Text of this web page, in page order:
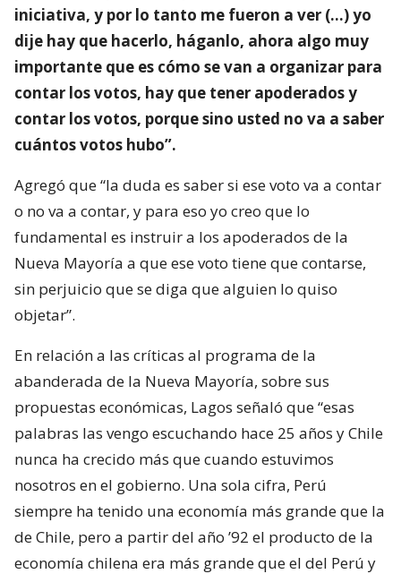
iniciativa, y por lo tanto me fueron a ver (…) yo
dije hay que hacerlo, háganlo, ahora algo muy
importante que es cómo se van a organizar para
contar los votos, hay que tener apoderados y
contar los votos, porque sino usted no va a saber
cuántos votos hubo”.
Agregó que “la duda es saber si ese voto va a contar
o no va a contar, y para eso yo creo que lo
fundamental es instruir a los apoderados de la
Nueva Mayoría a que ese voto tiene que contarse,
sin perjuicio que se diga que alguien lo quiso
objetar”.
En relación a las críticas al programa de la
abanderada de la Nueva Mayoría, sobre sus
propuestas económicas, Lagos señaló que “esas
palabras las vengo escuchando hace 25 años y Chile
nunca ha crecido más que cuando estuvimos
nosotros en el gobierno. Una sola cifra, Perú
siempre ha tenido una economía más grande que la
de Chile, pero a partir del año ’92 el producto de la
economía chilena era más grande que el del Perú y